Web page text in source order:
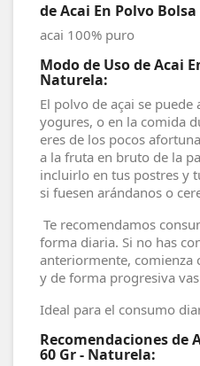
de Acai En Polvo
acai 100% puro
Modo de Uso de Acai
Naturela:
El polvo de açai se puede
yogures, o en la comida
eres de los pocos
a la fruta en bruto de la
incluirlo en tus postres y
si fuesen arándanos o
Te recomendamos
forma diaria. Si no has
anteriormente, comienza
y de forma progresiva
Ideal para el consumo
Recomendaciones de
60 Gr - Naturela: